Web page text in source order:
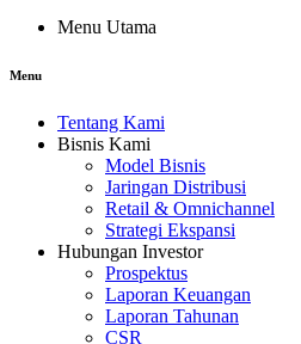
Menu Utama
Menu
Tentang Kami
Bisnis Kami
Model Bisnis
Jaringan Distribusi
Retail & Omnichannel
Strategi Ekspansi
Hubungan Investor
Prospektus
Laporan Keuangan
Laporan Tahunan
CSR